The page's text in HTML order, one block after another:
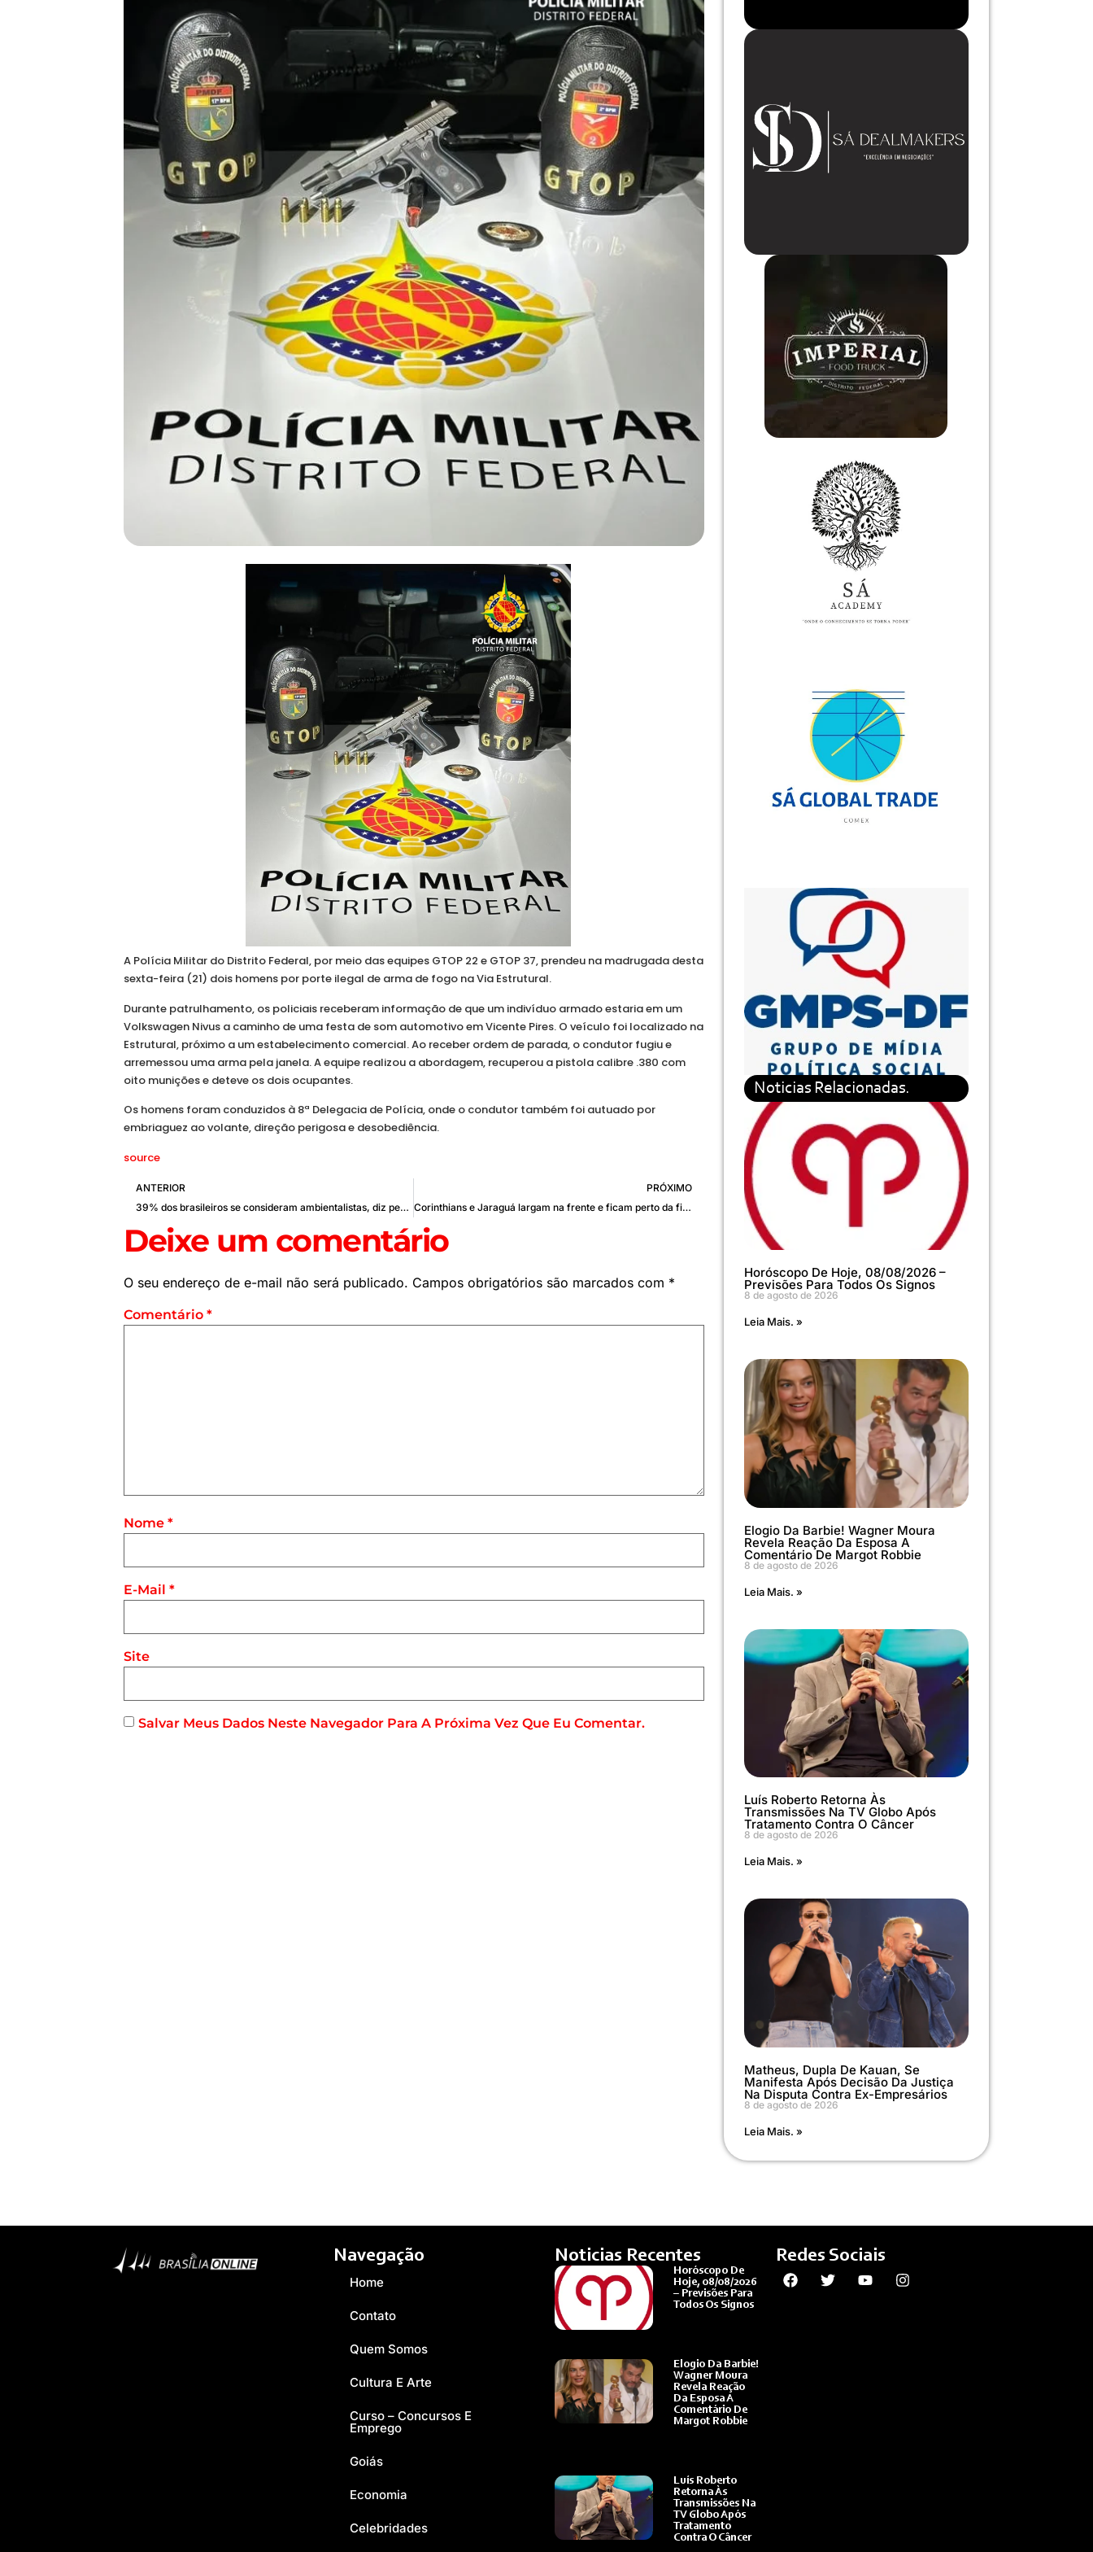
A Polícia Militar do Distrito Federal, por meio das equipes GTOP 22 e GTOP 37, prendeu na madrugada desta
sexta-feira (21) dois homens por porte ilegal de arma de fogo na Via Estrutural.
Durante patrulhamento, os policiais receberam informação de que um indivíduo armado estaria em um
Volkswagen Nivus a caminho de uma festa de som automotivo em Vicente Pires. O veículo foi localizado na
Estrutural, próximo a um estabelecimento comercial. Ao receber ordem de parada, o condutor fugiu e
arremessou uma arma pela janela. A equipe realizou a abordagem, recuperou a pistola calibre .380 com
oito munições e deteve os dois ocupantes.
Os homens foram conduzidos à 8ª Delegacia de Polícia, onde o condutor também foi autuado por
embriaguez ao volante, direção perigosa e desobediência.
source
ANTERIOR
39% dos brasileiros se consideram ambientalistas, diz pesquisa
PRÓXIMO
Corinthians e Jaraguá largam na frente e ficam perto da final da Liga Nacional de Futsal
Deixe um comentário
O seu endereço de e-mail não será publicado. Campos obrigatórios são marcados com *
Comentário *
Nome *
E-Mail *
Site
Salvar Meus Dados Neste Navegador Para A Próxima Vez Que Eu Comentar.
Noticias Relacionadas.
Horóscopo De Hoje, 08/08/2026 –
Previsões Para Todos Os Signos
8 de agosto de 2026
Leia Mais. »
Elogio Da Barbie! Wagner Moura
Revela Reação Da Esposa A
Comentário De Margot Robbie
8 de agosto de 2026
Leia Mais. »
Luís Roberto Retorna Às
Transmissões Na TV Globo Após
Tratamento Contra O Câncer
8 de agosto de 2026
Leia Mais. »
Matheus, Dupla De Kauan, Se
Manifesta Após Decisão Da Justiça
Na Disputa Contra Ex-Empresários
8 de agosto de 2026
Leia Mais. »
Navegação
Home
Contato
Quem Somos
Cultura E Arte
Curso – Concursos E
Emprego
Goiás
Economia
Celebridades
Noticias Recentes
Horóscopo De
Hoje, 08/08/2026
– Previsões Para
Todos Os Signos
Elogio Da Barbie!
Wagner Moura
Revela Reação
Da Esposa A
Comentário De
Margot Robbie
Luís Roberto
Retorna Às
Transmissões Na
TV Globo Após
Tratamento
Contra O Câncer
Redes Sociais